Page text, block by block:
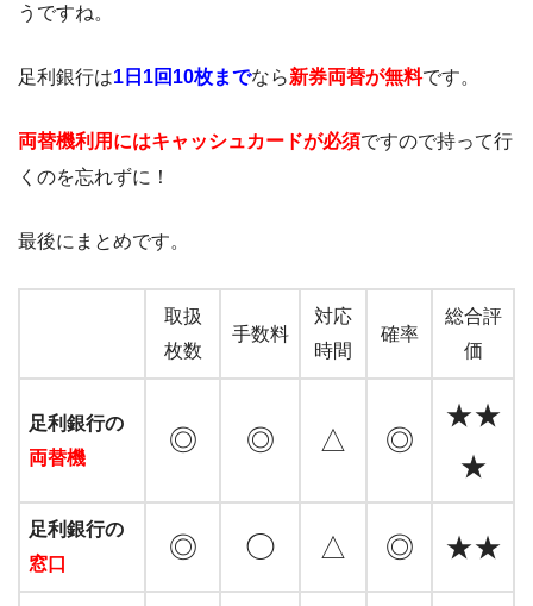
うですね。
足利銀行は1日1回10枚までなら新券両替が無料です。
両替機利用にはキャッシュカードが必須ですので持って行
くのを忘れずに！
最後にまとめです。
取扱
枚数
手数料
対応
時間
確率
総合評
価
足利銀行の
両替機
◎ ◎ △ ◎
★★
★
足利銀行の
窓口
◎ ◯ △ ◎ ★★